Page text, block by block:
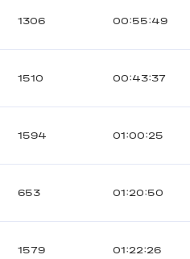
1306 00:55:49
1510 00:43:37
1594 01:00:25
653 01:20:50
1579 01:22:26